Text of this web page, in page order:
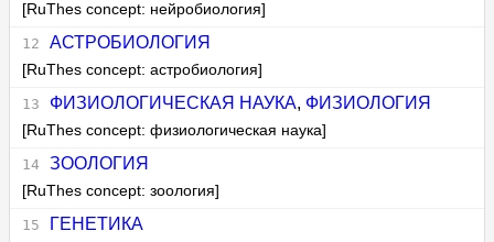
[RuThes concept: нейробиология]
АСТРОБИОЛОГИЯ
[RuThes concept: астробиология]
ФИЗИОЛОГИЧЕСКАЯ НАУКА, ФИЗИОЛОГИЯ
[RuThes concept: физиологическая наука]
ЗООЛОГИЯ
[RuThes concept: зоология]
ГЕНЕТИКА